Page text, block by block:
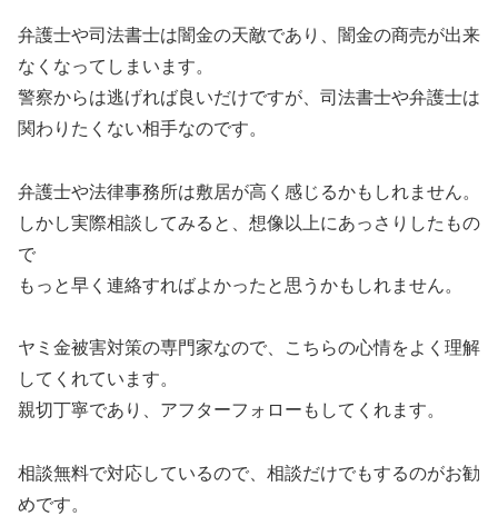
弁護士や司法書士は闇金の天敵であり、闇金の商売が出来
なくなってしまいます。
警察からは逃げれば良いだけですが、司法書士や弁護士は
関わりたくない相手なのです。
弁護士や法律事務所は敷居が高く感じるかもしれません。
しかし実際相談してみると、想像以上にあっさりしたもの
で
もっと早く連絡すればよかったと思うかもしれません。
ヤミ金被害対策の専門家なので、こちらの心情をよく理解
してくれています。
親切丁寧であり、アフターフォローもしてくれます。
相談無料で対応しているので、相談だけでもするのがお勧
めです。